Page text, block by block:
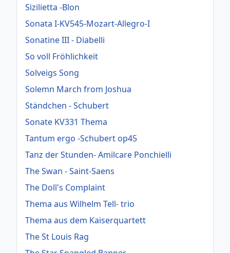
Sizilietta -Blon
Sonata I-KV545-Mozart-Allegro-I
Sonatine III - Diabelli
So voll Fröhlichkeit
Solveigs Song
Solemn March from Joshua
Ständchen - Schubert
Sonate KV331 Thema
Tantum ergo -Schubert op45
Tanz der Stunden- Amilcare Ponchielli
The Swan - Saint-Saens
The Doll's Complaint
Thema aus Wilhelm Tell- trio
Thema aus dem Kaiserquartett
The St Louis Rag